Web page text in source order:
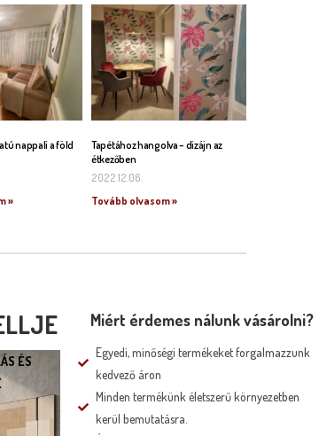
nappali a föld
»
Tapétához hangolva – dizájn az
étkezőben
2022.12.06.
Tovább olvasom »
ÉS
Miért érdemes nálunk vásárolni?
Egyedi, minőségi termékeket forgalmazzunk
kedvező áron
Minden termékünk életszerű környezetben
kerül bemutatásra.